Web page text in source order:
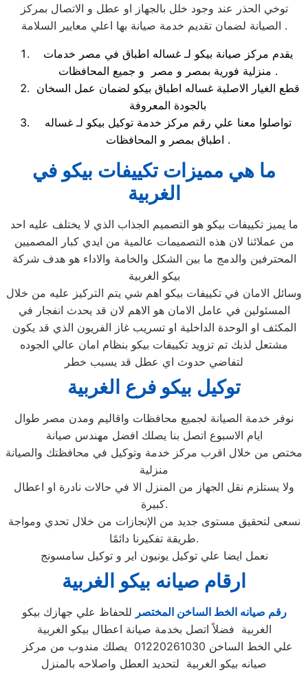
توخي الحذر عند وجود خلل بالجهاز او عطل و الاتصال بمركز
الصيانة لضمان تقديم خدمة صيانة بها اعلي معايير السلامة .
يقدم مركز صيانة بيكو لـ غساله اطباق في مصر خدمات
منزلية فورية بمصر و مصر و جميع المحافظات .
قطع الغيار الاصلية غساله اطباق بيكو لضمان عمل السخان
بالجودة المعروفة
تواصلوا معنا علي رقم مركز خدمة توكيل بيكو لـ غساله
اطباق بمصر و المحافظات .
ما هي مميزات تكييفات بيكو في
الغربية
ما يميز تكييفات بيكو هو التصميم الجذاب الذي لا يختلف عليه احد
من عملائنا لان هذه التصميمات عالمية من ايدي كبار المصميين
المحترفين والدمج ما بين الشكل والخامة والاداء هو هدف شركة
بيكو الغربية
وسائل الامان في تكييفات بيكو اهم شي يتم التركيز عليه من خلال
المسئولين في عامل الامان هو الاهم لان قد يحدث انفجار في
المكثف او الوحدة الداخلية او تسريب غاز الفريون الذي قد يكون
مشتعل لذبك تم تزويد تكييفات بيكو بنظام امان عالي الجوده
لتفاضي حدوث اي عطل قد يسبب خطر
توكيل بيكو فرع الغربية
نوفر خدمة الصيانة لجميع محافظات واقاليم ومدن مصر طوال
ايام الاسبوع اتصل بنا يصلك افضل مهندس صيانة
مختص من خلال اقرب مركز خدمة وتوكيل في محافظتك والصيانة
منزلية
ولا يستلزم نقل الجهاز من المنزل الا في حالات نادرة او اعطال
كبيرة.
نسعى لتحقيق مستوى جديد من الإنجازات من خلال تحدي ومواجة
طريقة تفكيرنا دائمًا.
نعمل ايضا علي توكيل يونيون اير و توكيل سامسونج
ارقام صيانه بيكو الغربية
رقم صيانه الخط الساخن المختصر للحفاظ علي جهازك بيكو
الغربية فضلاً اتصل بخدمة صيانة اعطال بيكو الغربية
صيانه بيكو الغربية لتحديد العطل واصلاحه بالمنزل